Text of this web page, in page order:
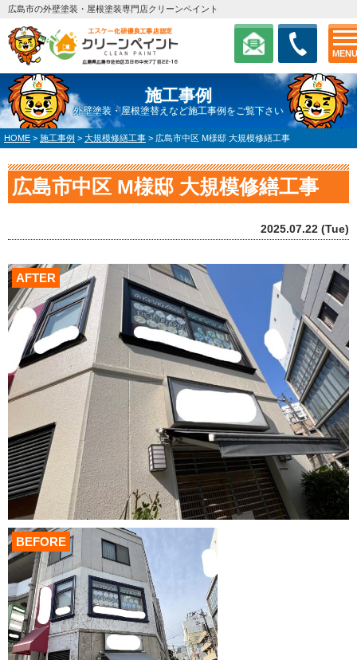
MENU
広島市の外壁塗装・屋根塗装専門店クリーンペイント
施工事例
外壁塗装・屋根塗替えなど施工事例をご覧下さい
HOME > 施工事例 > 大規模修繕工事 > 広島市中区 M様邸 大規模修繕工事
広島市中区 M様邸 大規模修繕工事
2025.07.22 (Tue)
AFTER
BEFORE